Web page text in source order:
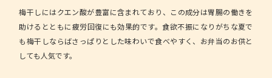
梅干しにはクエン酸が豊富に含まれており、この成分は胃腸の働きを
助けるとともに疲労回復にも効果的です。食欲不振になりがちな夏で
も梅干しならばさっぱりとした味わいで食べやすく、お弁当のお供と
しても人気です。